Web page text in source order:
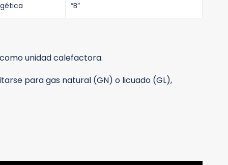
“B”
unidad calefactora.
para gas natural (GN) o licuado (GL),